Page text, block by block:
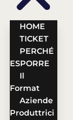
HOME
TICKET
PERCHÉ
ESPORRE
Il
Format
Aziende
Produttrici